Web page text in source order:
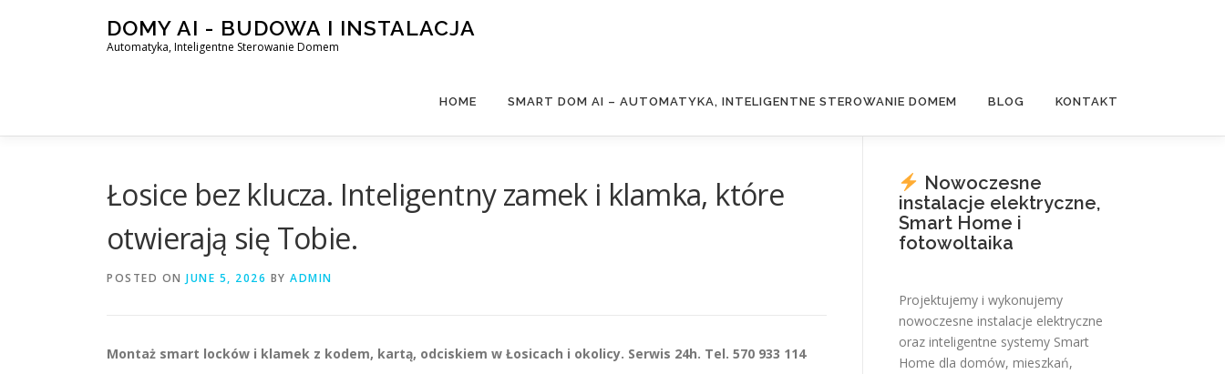
DOMY AI - BUDOWA I INSTALACJA
Automatyka, Inteligentne Sterowanie Domem
HOME SMART DOM AI – AUTOMATYKA, INTELIGENTNE STEROWANIE DOMEM BLOG KONTAKT
Łosice bez klucza. Inteligentny zamek i klamka, które
otwierają się Tobie.
POSTED ON JUNE 5, 2026 BY ADMIN
Montaż smart locków i klamek z kodem, kartą, odciskiem w Łosicach i okolicy. Serwis 24h. Tel. 570 933 114
Nowoczesne
instalacje elektryczne,
Smart Home i
fotowoltaika
Projektujemy i wykonujemy
nowoczesne instalacje elektryczne
oraz inteligentne systemy Smart
Home dla domów, mieszkań,